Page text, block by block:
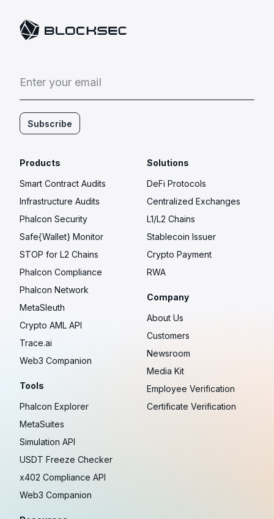
Enter your email
Subscribe
Products
Smart Contract Audits
Infrastructure Audits
Phalcon Security
Safe{Wallet} Monitor
STOP for L2 Chains
Phalcon Compliance
Phalcon Network
MetaSleuth
Crypto AML API
Trace.ai
Web3 Companion
Tools
Phalcon Explorer
MetaSuites
Simulation API
USDT Freeze Checker
x402 Compliance API
Web3 Companion
Solutions
DeFi Protocols
Centralized Exchanges
L1/L2 Chains
Stablecoin Issuer
Crypto Payment
RWA
Company
About Us
Customers
Newsroom
Media Kit
Employee Verification
Certificate Verification